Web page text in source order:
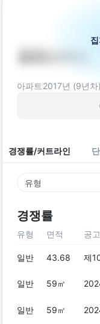
경기도 파주시 평화
아파트 2017년 (9년차)
경쟁률/커트라인
유형
경쟁률
유형 면적 공고
일반 43.68 제
일반 59㎡
일반 59㎡